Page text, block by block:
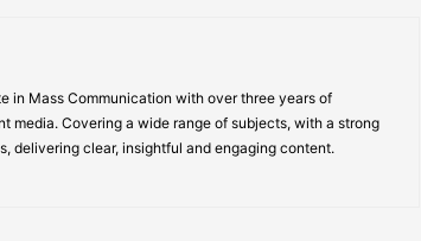
in Mass Communication with over three years of
media. Covering a wide range of subjects, with a strong
delivering clear, insightful and engaging content.